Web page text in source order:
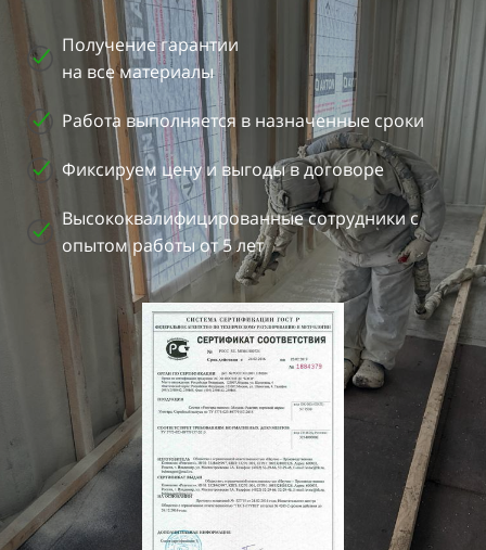
Получение гарантии
на все материалы
Работа выполняется в назначенные сроки
Фиксируем цену и выгоды в договоре
Высококвалифицированные сотрудники с
опытом работы от 5 лет